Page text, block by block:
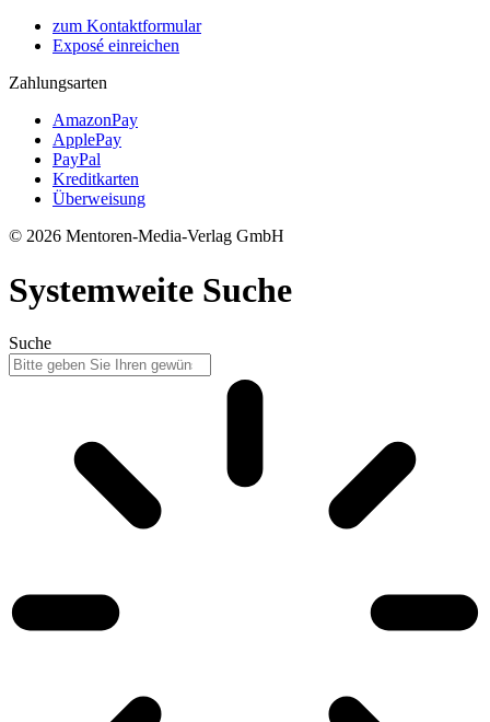
zum Kontaktformular
Exposé einreichen
Zahlungsarten
AmazonPay
ApplePay
PayPal
Kreditkarten
Überweisung
© 2026 Mentoren-Media-Verlag GmbH
Systemweite Suche
Suche